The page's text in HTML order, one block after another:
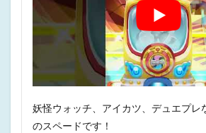
妖怪ウォッチ、アイカツ、デュエプレ
のスペードです！